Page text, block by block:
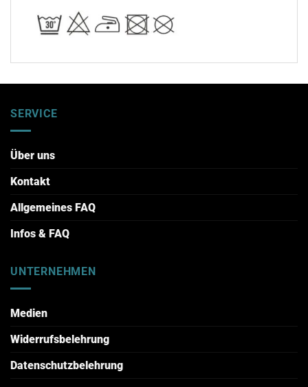
SERVICE
Über uns
Kontakt
Allgemeines FAQ
Infos & FAQ
UNTERNEHMEN
Medien
Widerrufsbelehrung
Datenschutzbelehrung